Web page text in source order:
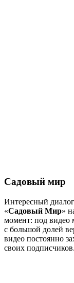
Садовый мир
Интересный
«Садовый Мир»
момент: под видео
с большой долей
видео постоянно
своих подписчиков.